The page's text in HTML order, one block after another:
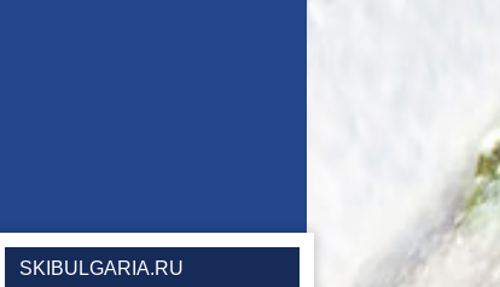
SKIBULGARIA.RU